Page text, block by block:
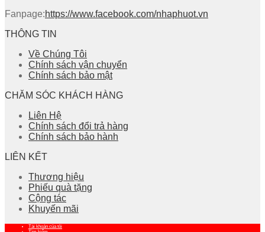
Fanpage:https://www.facebook.com/nhaphuot.vn
THÔNG TIN
Về Chúng Tôi
Chính sách vận chuyển
Chính sách bảo mật
CHĂM SÓC KHÁCH HÀNG
Liên Hệ
Chính sách đổi trả hàng
Chính sách bảo hành
LIÊN KẾT
Thương hiệu
Phiếu quà tặng
Cộng tác
Khuyến mãi
Tài khoản của tôi